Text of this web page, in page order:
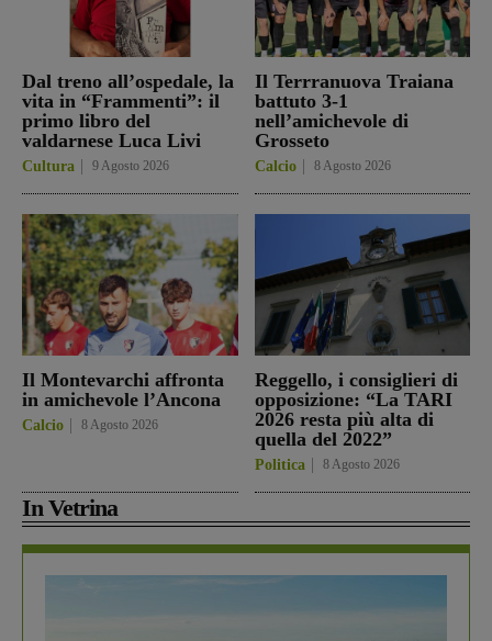
Dal treno all’ospedale, la
vita in “Frammenti”: il
primo libro del
valdarnese Luca Livi
Cultura 9 Agosto 2026
Il Terrranuova Traiana
battuto 3-1
nell’amichevole di
Grosseto
Calcio 8 Agosto 2026
Il Montevarchi affronta
in amichevole l’Ancona
Calcio 8 Agosto 2026
Reggello, i consiglieri di
opposizione: “La TARI
2026 resta più alta di
quella del 2022”
Politica 8 Agosto 2026
In Vetrina